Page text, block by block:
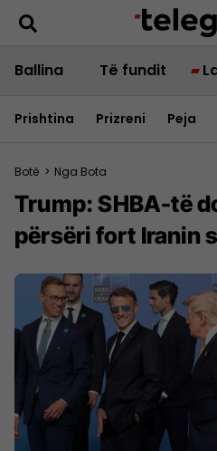
Ballina Të fundit
Prishtina Prizreni Peja
Botë > Nga Bota
Trump: SHBA-të
përsëri fort Iranin